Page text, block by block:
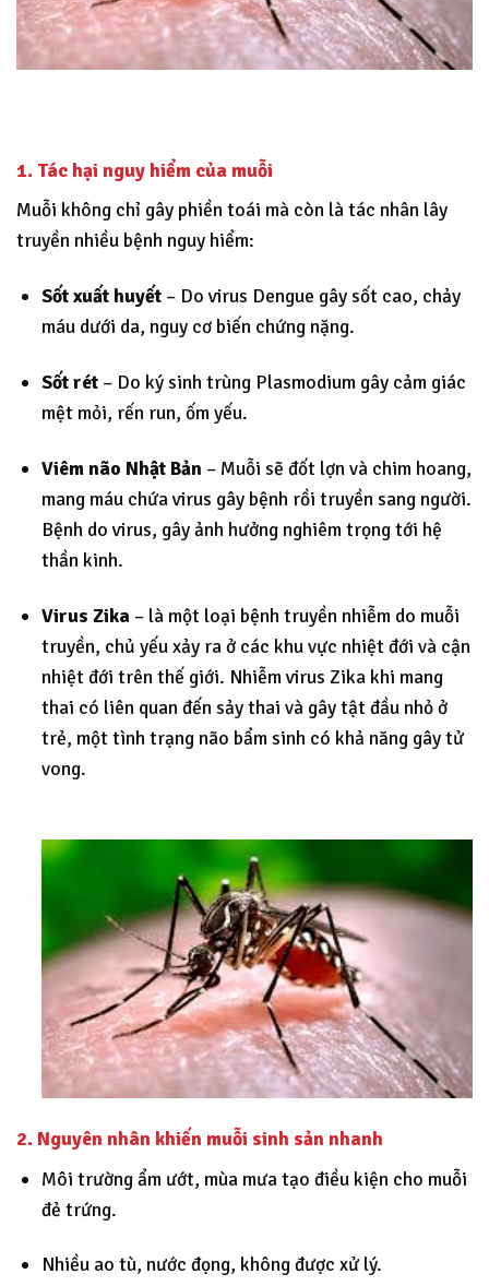
1. Tác hại nguy hiểm của muỗi
Muỗi không chỉ gây phiền toái mà còn là tác nhân lây
truyền nhiều bệnh nguy hiểm:
Sốt xuất huyết– Do virus Dengue gây sốt cao, chảy
máu dưới da, nguy cơ biến chứng nặng.
Sốt rét– Do ký sinh trùng Plasmodium gây cảm giác
mệt mỏi, rến run, ốm yếu.
Viêm não Nhật Bản – Muỗi sẽ đốt lợn và chim hoang,
mang máu chứa virus gây bệnh rồi truyền sang người.
Bệnh do virus, gây ảnh hưởng nghiêm trọng tới hệ
thần kinh.
Virus Zika– là một loại bệnh truyền nhiễm do muỗi
truyền, chủ yếu xảy ra ở các khu vực nhiệt đới và cận
nhiệt đới trên thế giới. Nhiễm virus Zika khi mang
thai có liên quan đến sảy thai và gây tật đầu nhỏ ở
trẻ, một tình trạng não bẩm sinh có khả năng gây tử
vong.
2. Nguyên nhân khiến muỗi sinh sản nhanh
Môi trường ẩm ướt, mùa mưa tạo điều kiện cho muỗi
đẻ trứng.
Nhiều ao tù, nước đọng, không được xử lý.